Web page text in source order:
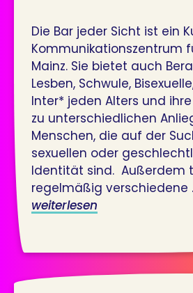
Die Bar jeder Sicht ist ein
Kommunikationszentrum
Mainz. Sie bietet auch
Lesben, Schwule,
Inter* jeden Alters und
zu unterschiedlichen
Menschen, die auf der
sexuellen oder
Identität sind. Außerdem
regelmäßig verschiedene
weiterlesen